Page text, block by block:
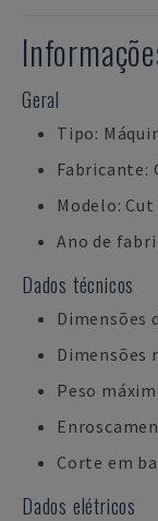
Geral
Tipo:
Fabricante:
Modelo: Cut
Ano de
Dados técnicos
Dimensões
Dimensões
Peso
Corte em
Dados elétricos